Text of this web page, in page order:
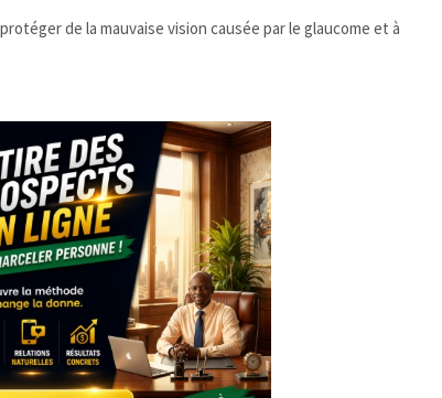
de la mauvaise vision causée par le glaucome et à